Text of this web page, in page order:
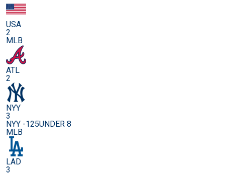
USA
2
MLB
ATL
2
NYY
3
NYY -125UNDER 8
MLB
LAD
3